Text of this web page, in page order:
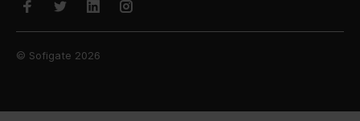
© Sofigate 2026